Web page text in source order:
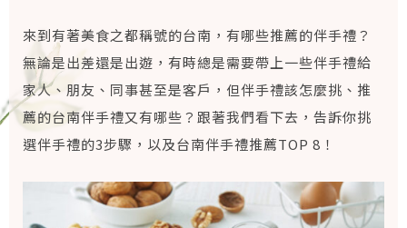
來到有著美食之都稱號的台南，有哪些推薦的伴手禮？
無論是出差還是出遊，有時總是需要帶上一些伴手禮給
家人、朋友、同事甚至是客戶，但伴手禮該怎麼挑、推
薦的台南伴手禮又有哪些？跟著我們看下去，告訴你挑
選伴手禮的3步驟，以及台南伴手禮推薦TOP 8！